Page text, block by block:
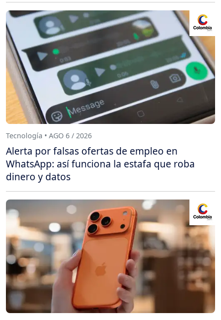
Tecnología • AGO 6 / 2026
Alerta por falsas ofertas de empleo en
WhatsApp: así funciona la estafa que roba
dinero y datos